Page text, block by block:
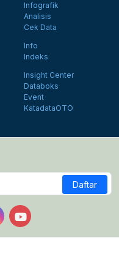
Infografik
Analisis
Cek Data
Info
Indeks
Insight Center
Databoks
Event
KatadataOTO
Daftar
Facebook
us on X
Follow us on Instagram
Follow us on